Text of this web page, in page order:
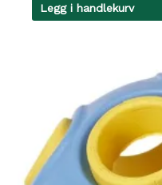
Legg i handlekurv